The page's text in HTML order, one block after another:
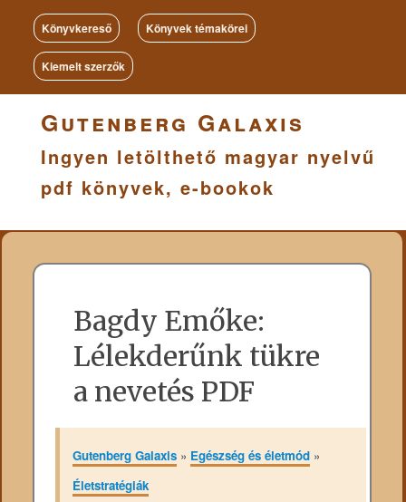
Könyvkereső Könyvek témakörei
Kiemelt szerzők
Gutenberg Galaxis
Ingyen letölthető magyar nyelvű
pdf könyvek, e-bookok
Bagdy Emőke:
Lélekderűnk tükre
a nevetés PDF
Gutenberg Galaxis» Egészség és életmód»
Életstratégiák